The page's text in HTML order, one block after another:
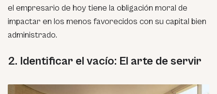
el empresario de hoy tiene la obligación moral de
impactar en los menos favorecidos con su capital bien
administrado.
2. Identificar el vacío: El arte de servir